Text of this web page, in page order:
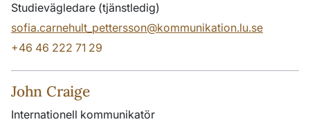
Studievägledare (tjänstledig)
sofia.carnehult_pettersson@kommunikation.lu.se
+46 46 222 71 29
John Craige
Internationell kommunikatör